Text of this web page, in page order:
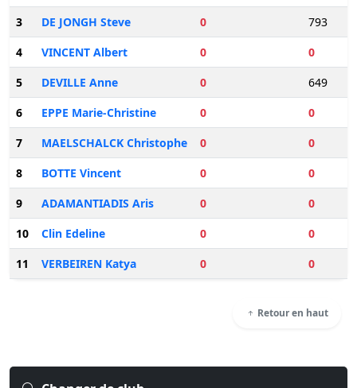
3
DE JONGH Steve 0
793
4
VINCENT Albert 0
0
5
DEVILLE Anne 0
649
6
EPPE Marie-Christine 0
0
7
MAELSCHALCK Christophe 0
0
8
BOTTE Vincent 0
0
9
ADAMANTIADIS Aris 0
0
10
Clin Edeline 0
0
11
VERBEIREN Katya 0 0
Retour en haut